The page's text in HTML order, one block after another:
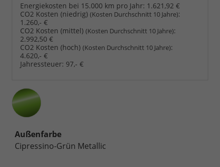
Energiekosten bei 15.000 km pro Jahr: 1.621,92 €
CO2 Kosten (niedrig) (Kosten Durchschnitt 10 Jahre):
1.260,- €
CO2 Kosten (mittel) (Kosten Durchschnitt 10 Jahre):
2.992,50 €
CO2 Kosten (hoch) (Kosten Durchschnitt 10 Jahre):
4.620,- €
Jahressteuer: 97,- €
Außenfarbe
Cipressino-Grün Metallic